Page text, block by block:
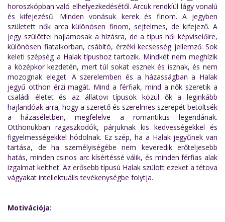
horoszkópban való elhelyezkedésétől. Arcuk rendkíül lágy vonalú
és kifejezésű. Minden vonásuk kerek és finom. A jegyben
született nők arca különösen finom, sejtelmes, de kifejező. A
jegy szülöttei hajlamosak a hízásra, de a típus női képviselőire,
különösen fiatalkorban, csábító, érzéki kecsesség jellemző. Sok
keleti szépség a Halak típushoz tartozik. Mindkét nem meghízik
a középkor kezdetén, mert túl sokat esznek és isznak, és nem
mozognak eleget. A szerelemben és a házasságban a Halak
jegyű otthon érzi magát. Mind a férfiak, mind a nők szeretik a
családi életet és az állatövi típusok közül ők a leginkább
hajlandóak arra, hogy a szerető és szerelmes szerepét betöltsék
a házaséletben, megfelelve a romantikus legendának.
Otthonukban ragaszkodók, párjuknak kis kedvességekkel és
figyelmességekkel hódolnak. Ez szép, ha a Halak jegyűnek van
tartása, de ha személyiségébe nem keveredik erőteljesebb
hatás, minden csinos arc kísértéssé válik, és minden férfias alak
izgalmat kelthet. Az erősebb típusú Halak szülött ezeket a tétova
vágyakat intellektuális tevékenységbe folytja.
Motivációja: